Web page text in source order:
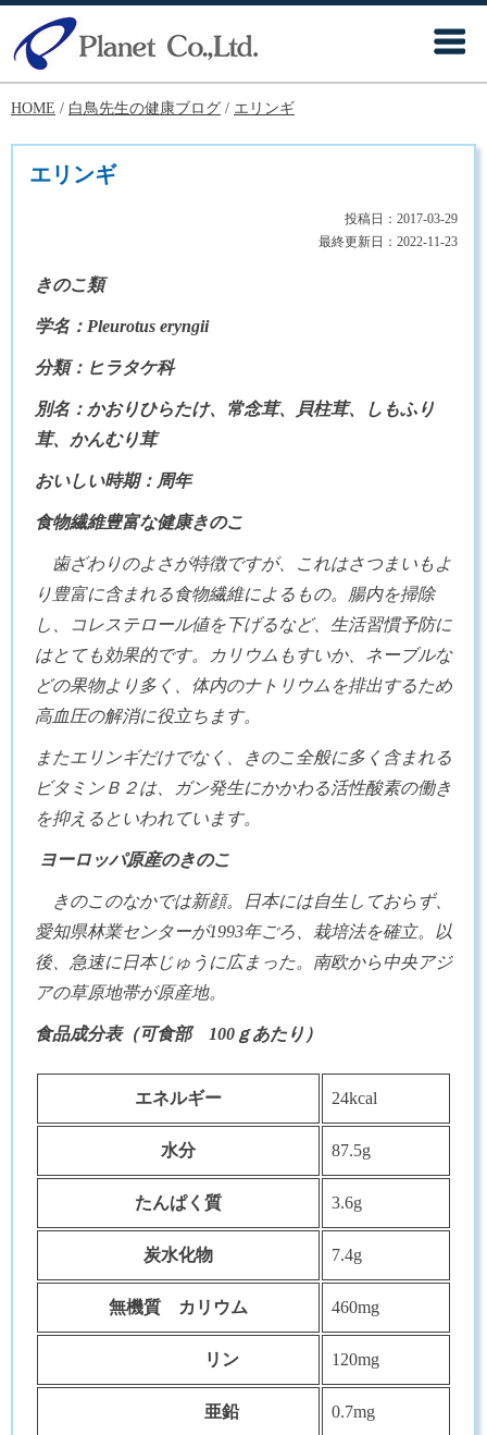
HOME / 白鳥先生の健康ブログ / エリンギ
エリンギ
投稿日： 2017-03-29
最終更新日： 2022-11-23
きのこ類
学名：Pleurotus eryngii
分類：ヒラタケ科
別名：かおりひらたけ、常念茸、貝柱茸、しもふり
茸、かんむり茸
おいしい時期：周年
食物繊維豊富な健康きのこ
歯ざわりのよさが特徴ですが、これはさつまいもよ
り豊富に含まれる食物繊維によるもの。腸内を掃除
し、コレステロール値を下げるなど、生活習慣予防に
はとても効果的です。カリウムもすいか、ネーブルな
どの果物より多く、体内のナトリウムを排出するため
高血圧の解消に役立ちます。
またエリンギだけでなく、きのこ全般に多く含まれる
ビタミンＢ２は、ガン発生にかかわる活性酸素の働き
を抑えるといわれています。
ヨーロッパ原産のきのこ
きのこのなかでは新顔。日本には自生しておらず、
愛知県林業センターが1993年ごろ、栽培法を確立。以
後、急速に日本じゅうに広まった。南欧から中央アジ
アの草原地帯が原産地。
食品成分表（可食部 100 ｇあたり）
エネルギー 24kcal
水分 87.5g
たんぱく質 3.6g
炭水化物 7.4g
無機質 カリウム 460mg
リン 120mg
亜鉛 0.7mg